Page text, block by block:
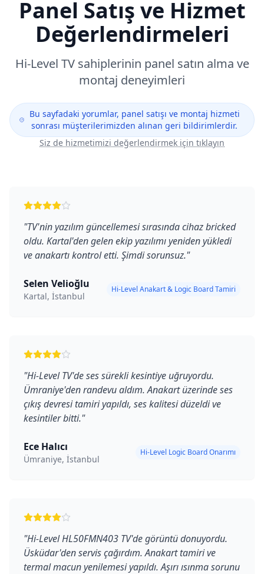
Panel Satış ve Hizmet
Değerlendirmeleri
Hi-Level TV sahiplerinin panel satın alma ve
montaj deneyimleri
Bu sayfadaki yorumlar, panel satışı ve montaj hizmeti
sonrası müşterilerimizden alınan geri bildirimlerdir.
Siz de hizmetimizi değerlendirmek için tıklayın
"TV'nin yazılım güncellemesi sırasında cihaz bricked
oldu. Kartal'den gelen ekip yazılımı yeniden yükledi
ve anakartı kontrol etti. Şimdi sorunsuz."
Selen Velioğlu
Kartal, İstanbul
Hi-Level Anakart & Logic Board Tamiri
"Hi-Level TV'de ses sürekli kesintiye uğruyordu.
Ümraniye'den randevu aldım. Anakart üzerinde ses
çıkış devresi tamiri yapıldı, ses kalitesi düzeldi ve
kesintiler bitti."
Ece Halıcı
Ümraniye, İstanbul
Hi-Level Logic Board Onarımı
"Hi-Level HL50FMN403 TV'de görüntü donuyordu.
Üsküdar'den servis çağırdım. Anakart tamiri ve
termal macun yenilemesi yapıldı. Aşırı ısınma sorunu